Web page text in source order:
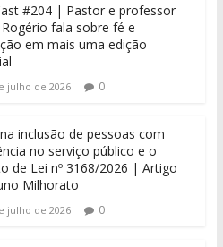
#204 | Pastor e professor
fala sobre fé e
em mais uma edição
julho de 2026 0
inclusão de pessoas com
no serviço público e o
de Lei nº 3168/2026 | Artigo
Milhorato
julho de 2026 0